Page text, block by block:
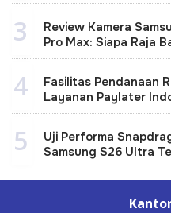
3
Review Kamera
Pro Max: Siapa Raja
4
Fasilitas Pendanaan
Layanan Paylater
5
Uji Performa
Samsung S26 Ultra